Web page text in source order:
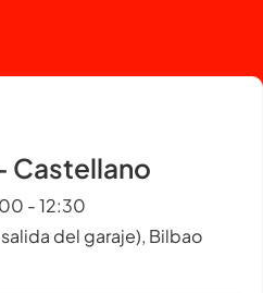
Castellano
- 12:30
salida del garaje), Bilbao